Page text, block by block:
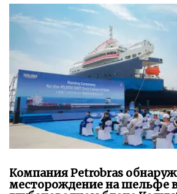
Компания Petrobras
месторождение на шельфе